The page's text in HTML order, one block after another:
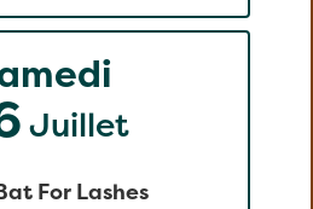
Juillet
For Lashes